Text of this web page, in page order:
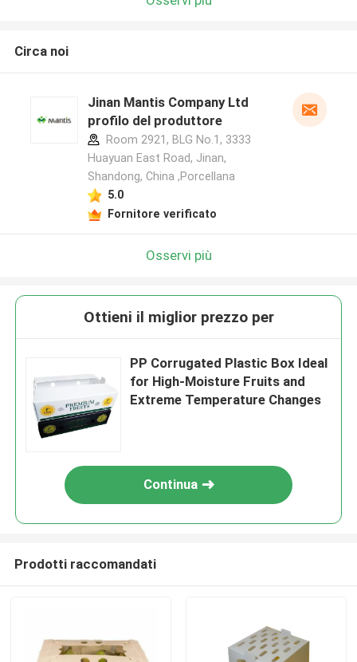
Circa noi
Jinan Mantis Company Ltd
profilo del produttore
Room 2921, BLG No.1, 3333
Huayuan East Road, Jinan,
Shandong, China ,Porcellana
5.0
Fornitore verificato
Osservi più
Ottieni il miglior prezzo per
PP Corrugated Plastic Box Ideal
for High-Moisture Fruits and
Extreme Temperature Changes
Continua
Prodotti raccomandati